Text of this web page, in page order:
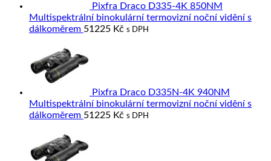
Pixfra Draco D335-4K 850NM
Multispektrální binokulární termovizní noční vidění s
dálkoměrem 51225 Kč s DPH
Pixfra Draco D335N-4K 940NM
Multispektrální binokulární termovizní noční vidění s
dálkoměrem 51225 Kč s DPH